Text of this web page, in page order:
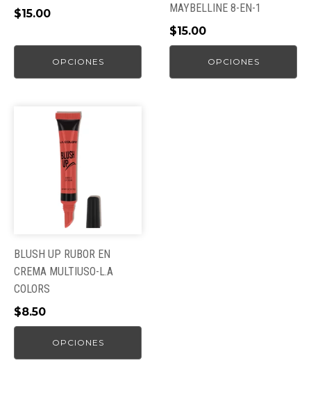
$15.00
OPCIONES
en
página
producto
MAYBELLINE 8-EN-1
$15.00
OPCIONES
en
la
página
producto
BLUSH UP RUBOR EN
CREMA MULTIUSO-L.A
COLORS
$8.50
OPCIONES
producto
múltiples
variantes.
pueden
elegir
en
la
página
producto